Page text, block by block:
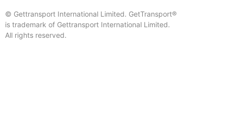
© Gettransport International Limited. GetTransport®
is trademark of Gettransport International Limited.
All rights reserved.